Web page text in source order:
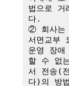
법으로 거
다.
② 회사는
서면교부
운영 장
할 수 없
서 전송(
다)의 방